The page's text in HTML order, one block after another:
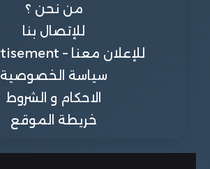
من نحن ؟
للإتصال بنا
للإعلان معنا – Advertisement
سياسة الخصوصية
الاحكام و الشروط
خريطة الموقع